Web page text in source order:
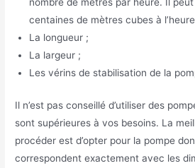
centaines de mètres cubes à
La longueur ;
La largeur ;
Les vérins de stabilisation de la
Il n’est pas conseillé d’utiliser des
sont supérieures à vos besoins. La
procéder est d’opter pour la pompe
correspondent exactement avec les